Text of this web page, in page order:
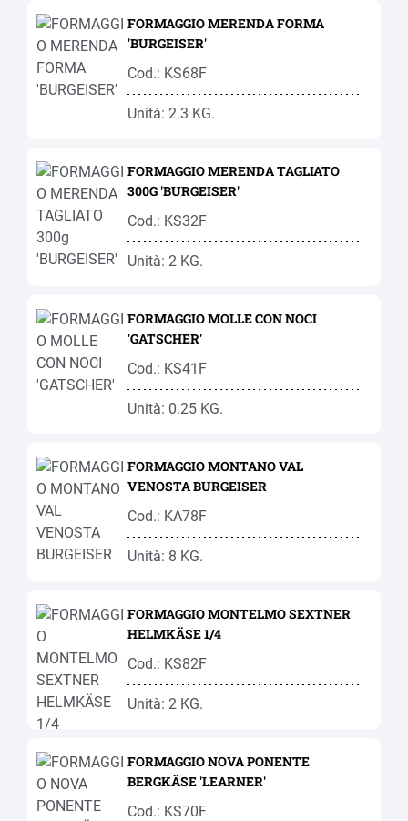
FORMAGGIO MERENDA FORMA
'BURGEISER'
Cod.: KS68F
Unità: 2.3 KG.
FORMAGGIO MERENDA TAGLIATO
300G 'BURGEISER'
Cod.: KS32F
Unità: 2 KG.
FORMAGGIO MOLLE CON NOCI
'GATSCHER'
Cod.: KS41F
Unità: 0.25 KG.
FORMAGGIO MONTANO VAL
VENOSTA BURGEISER
Cod.: KA78F
Unità: 8 KG.
FORMAGGIO MONTELMO SEXTNER
HELMKÄSE 1/4
Cod.: KS82F
Unità: 2 KG.
FORMAGGIO NOVA PONENTE
BERGKÄSE 'LEARNER'
Cod.: KS70F